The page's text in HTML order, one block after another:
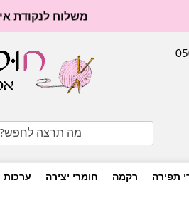
משלוח לנקודת איסוף:
for:
תפירה רקמה חומרי יצירה ערכות